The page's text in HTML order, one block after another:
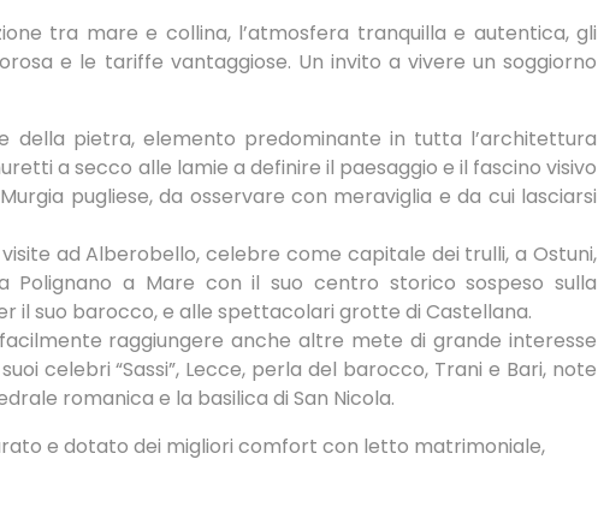
tra mare e collina, l’atmosfera tranquilla e autentica, gli
e le tariffe vantaggiose. Un invito a vivere un soggiorno
della pietra, elemento predominante in tutta l’architettura
a secco alle lamie a definire il paesaggio e il fascino visivo
pugliese, da osservare con meraviglia e da cui lasciarsi
ad Alberobello, celebre come capitale dei trulli, a Ostuni,
Polignano a Mare con il suo centro storico sospeso sulla
il suo barocco, e alle spettacolari grotte di Castellana.
raggiungere anche altre mete di grande interesse
celebri “Sassi”, Lecce, perla del barocco, Trani e Bari, note
romanica e la basilica di San Nicola.
e dotato dei migliori comfort con letto matrimoniale,